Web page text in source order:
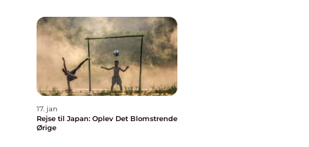
17. jan
Rejse til Japan: Oplev Det Blomstrende
Ørige